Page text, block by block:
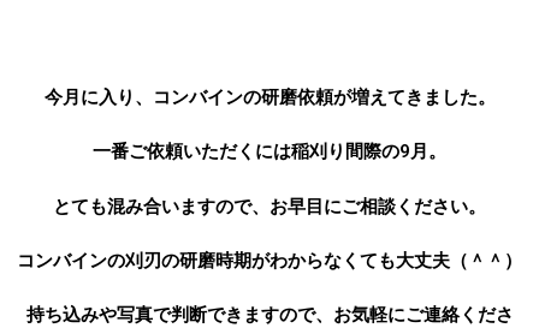
今月に入り、コンバインの研磨依頼が増えてきました。
一番ご依頼いただくには稲刈り間際の9月。
とても混み合いますので、お早目にご相談ください。
コンバインの刈刃の研磨時期がわからなくても大丈夫（＾＾）
持ち込みや写真で判断できますので、お気軽にご連絡くださ